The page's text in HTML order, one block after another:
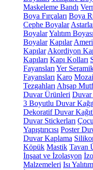
Maskeleme Bandı
Boya Fırçaları Boya
Cephe Boyalar
BoyalarYalıtım Boyası
Boyalar Kapılar
Kapılar Akordiyon
Kapıları Kapı Kolları
Fayansları Yer
Fayansları Karo
Tezgahları Ahşap
Duvar Ürünleri Duvar
3 Boyutlu Duvar
Dekoratif Duvar
Duvar Stickerları
Yapıştırıcısı Poster
Duvar Kaplama
Köpük Mastik Tavan
İnşaat ve İzolasyon
Malzemeleri Isı